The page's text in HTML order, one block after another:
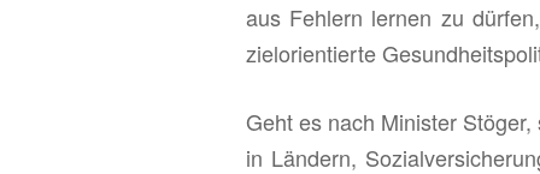
aus Feh­lern ler­nen zu
ziel­ori­en­tier­te
Geht es nach Mi­nis­ter
in Län­dern,